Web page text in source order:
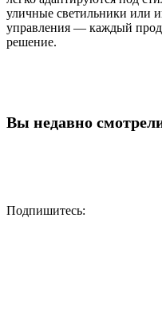
уличные светильники или
управления — каждый
решение.
Вы недавно
Подпишитесь: